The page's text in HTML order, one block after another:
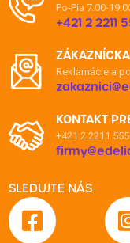
Po-Pia 7:00-
+421 2 2211
Reklamácie a
KONTAKT
+421 2 2211
SLEDUJTE NÁS